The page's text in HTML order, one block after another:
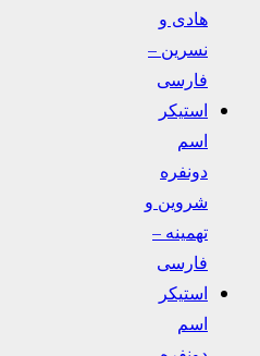
هادی و
نسرین –
فارسی
استیکر
اسم
دونفره
شروین و
تهمینه –
فارسی
استیکر
اسم